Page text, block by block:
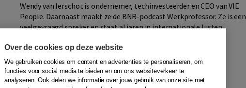
Wendy van Ierschot is ondernemer, techinvesteerder en CEO van VIE
People. Daarnaast maakt ze de BNR-podcast Werkprofessor. Ze is een
veelgevraagd spreker en staat al jaren in internationale lijsten...
Over de cookies op deze website
We gebruiken cookies om content en advertenties te personaliseren, om
functies voor social media te bieden en om ons websiteverkeer te
analyseren. Ook delen we informatie over jouw gebruik van onze site met